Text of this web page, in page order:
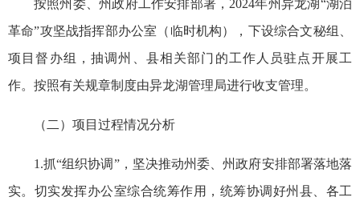
按照州委、州政府工作安排部署，2024年州异龙湖“湖泊
革命”攻坚战指挥部办公室（临时机构），下设综合文秘组、
项目督办组，抽调州、县相关部门的工作人员驻点开展工
作。按照有关规章制度由异龙湖管理局进行收支管理。
（二）项目过程情况分析
1.抓“组织协调”，坚决推动州委、州政府安排部署落地落
实。切实发挥办公室综合统筹作用，统筹协调好州县、各工